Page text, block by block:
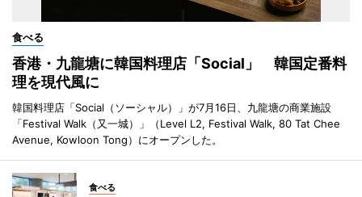
食べる
香港・九龍塘に韓国料理店「Social」 韓国定番料
理を現代風に
韓国料理店「Social（ソーシャル）」が7月16日、九龍塘の商業施設
「Festival Walk（又一城）」（Level L2, Festival Walk, 80 Tat Chee
Avenue, Kowloon Tong）にオープンした。
食べる